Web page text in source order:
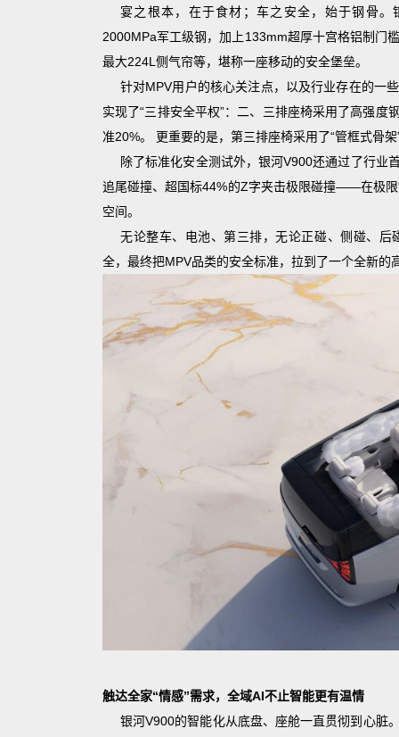
宴之根本，在于食材；车之安全，始于钢骨。
2000MPa军工级钢，加上133mm超厚十宫格铝制门
最大224L侧气帘等，堪称一座移动的安全堡垒。
针对MPV用户的核心关注点，以及行业存在的一
实现了“三排安全平权”：二、三排座椅采用了高强
准20%。 更重要的是，第三排座椅采用了“管框式骨
除了标准化安全测试外，银河V900还通过了行业
追尾碰撞、超国标44%的Z字夹击极限碰撞——在极限
空间。
无论整车、电池、第三排，无论正碰、侧碰、
全，最终把MPV品类的安全标准，拉到了一个全新的
触达全家“情感”需求，全域AI不止智能更有温情
银河V900的智能化从底盘、座舱一直贯彻到心脏